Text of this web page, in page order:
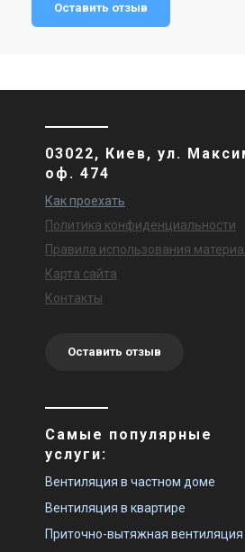
Оставить отзыв
03022, Киев, ул.
оф. 474
Как проехать
Политика конфиденциальности
Правила использования
Карта сайта
Контакты
Оставить отзыв
Самые популярные
услуги:
Вентиляция в частном доме
Вентиляция в квартире
Приточно-вытяжная вентиляция